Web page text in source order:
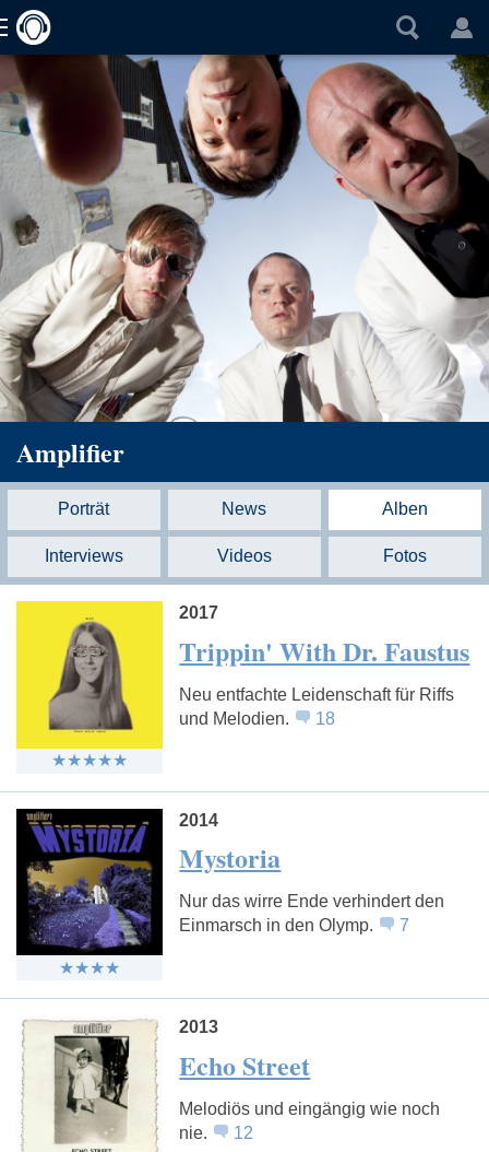
Amplifier
Porträt News Alben
Interviews Videos Fotos
2017
Trippin' With Dr. Faustus
Neu entfachte Leidenschaft für Riffs
und Melodien.
18
2014
Mystoria
Nur das wirre Ende verhindert den
Einmarsch in den Olymp.
7
2013
Echo Street
Melodiös und eingängig wie noch
nie.
12